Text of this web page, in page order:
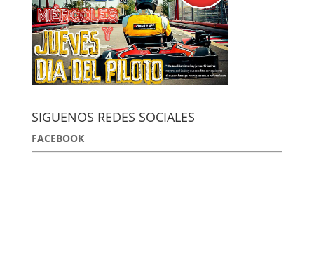
SIGUENOS REDES SOCIALES
FACEBOOK